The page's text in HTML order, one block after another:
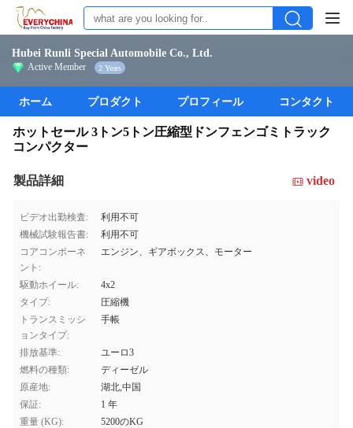
Hubei Runli Special Automobile Co., Ltd.
Active Member 2 Years
ホーム プロダクト プロフィール コンタクト
ホットセール 3トン5トン圧縮型ドンフェンゴミトラック
コンパクター
製品詳細 video
ビデオ出勤検査:
利用不可
機械試験報告書:
利用不可
コアコンポーネ
ント:
エンジン、ギアボックス、モーター
駆動ホイール:
4x2
タイプ:
圧縮機
トランスミッシ
ョンタイプ:
手帳
排放基準:
ユーロ3
燃料の種類:
ディーゼル
原産地:
湖北,中国
保証:
1 年
重量 (KG):
5200のKG